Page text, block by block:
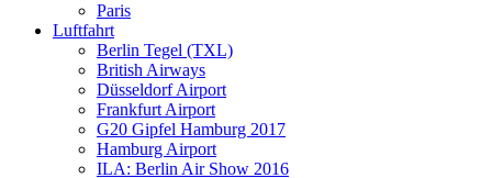
Paris
Luftfahrt
Berlin Tegel (TXL)
British Airways
Düsseldorf Airport
Frankfurt Airport
G20 Gipfel Hamburg 2017
Hamburg Airport
ILA: Berlin Air Show 2016